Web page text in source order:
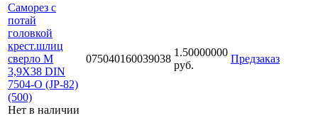
Саморез с
потай
головкой
крест.шлиц
сверло М
3,9Х38 DIN
7504-O (JP-82)
(500)
Нет в наличии
075040160039038
1.50000000
руб.
Предзаказ